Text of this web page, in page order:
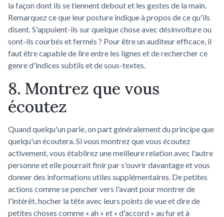
la façon dont ils se tiennent debout et les gestes de la main.
Remarquez ce que leur posture indique à propos de ce qu'ils
disent. S'appuient-ils sur quelque chose avec désinvolture ou
sont-ils courbés et fermés ? Pour être un auditeur efficace, il
faut être capable de lire entre les lignes et de rechercher ce
genre d'indices subtils et de sous-textes.
8. Montrez que vous
écoutez
Quand quelqu'un parle, on part généralement du principe que
quelqu'un écoutera. Si vous montrez que vous écoutez
activement, vous établirez une meilleure relation avec l'autre
personne et elle pourrait finir par s'ouvrir davantage et vous
donner des informations utiles supplémentaires. De petites
actions comme se pencher vers l'avant pour montrer de
l'intérêt, hocher la tête avec leurs points de vue et dire de
petites choses comme « ah » et « d'accord » au fur et à